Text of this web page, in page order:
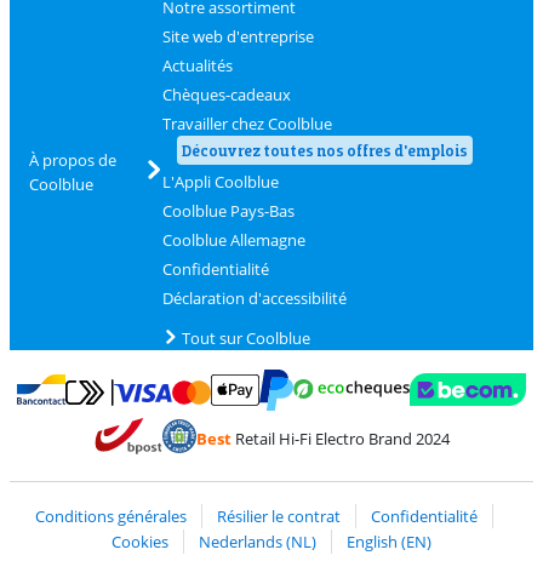
À propos de
Coolblue
Notre assortiment
Site web d'entreprise
Actualités
Chèques-cadeaux
Travailler chez Coolblue
Découvrez toutes nos offres d'emplois
L'Appli Coolblue
Coolblue Pays-Bas
Coolblue Allemagne
Confidentialité
Déclaration d'accessibilité
Tout sur Coolblue
Payer avec Bancontact
Payer avec MasterCard et Visa via ClickToPay
Payer avec PayPal
BestRetail Hi-Fi Electro Brand 2024
Conditions générales Résilier le contrat
Confidentialité
Cookies
Nederlands (NL)
English (EN)